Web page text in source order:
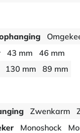
43 mm
46 mm
130 mm 89 mm
Zwenkarm
Monoshock